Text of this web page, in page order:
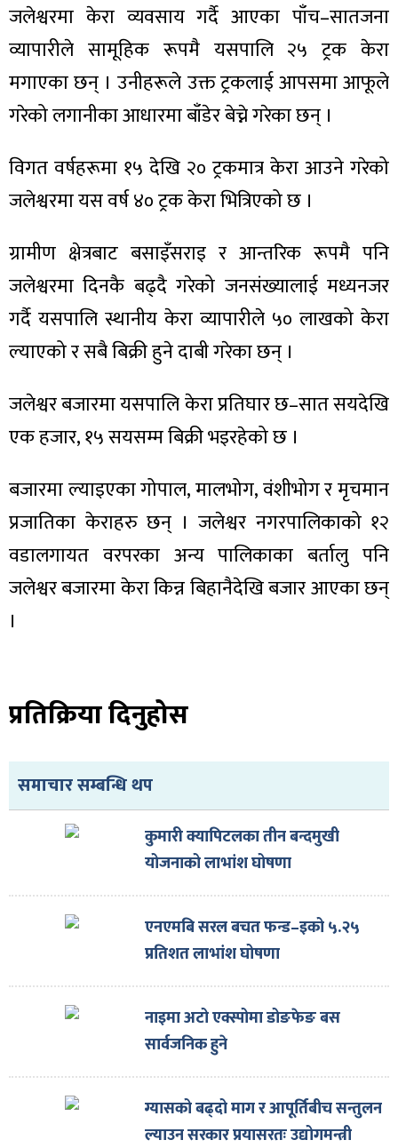
जलेश्वरमा केरा व्यवसाय गर्दै आएका पाँच–सातजना
व्यापारीले सामूहिक रूपमै यसपालि २५ ट्रक केरा
मगाएका छन् । उनीहरूले उक्त ट्रकलाई आपसमा आफूले
गरेको लगानीका आधारमा बाँडेर बेच्ने गरेका छन् ।
विगत वर्षहरूमा १५ देखि २० ट्रकमात्र केरा आउने गरेको
जलेश्वरमा यस वर्ष ४० ट्रक केरा भित्रिएको छ ।
ग्रामीण क्षेत्रबाट बसाइँसराइ र आन्तरिक रूपमै पनि
जलेश्वरमा दिनकै बढ्दै गरेको जनसंख्यालाई मध्यनजर
गर्दै यसपालि स्थानीय केरा व्यापारीले ५० लाखको केरा
ल्याएको र सबै बिक्री हुने दाबी गरेका छन् ।
जलेश्वर बजारमा यसपालि केरा प्रतिघार छ–सात सयदेखि
एक हजार, १५ सयसम्म बिक्री भइरहेको छ ।
बजारमा ल्याइएका गोपाल, मालभोग, वंशीभोग र मृचमान
प्रजातिका केराहरु छन् । जलेश्वर नगरपालिकाको १२
वडालगायत वरपरका अन्य पालिकाका बर्तालु पनि
जलेश्वर बजारमा केरा किन्न बिहानैदेखि बजार आएका छन्
।
प्रतिक्रिया दिनुहोस
समाचार सम्बन्धि थप
कुमारी क्यापिटलका तीन बन्दमुखी
योजनाको लाभांश घोषणा
एनएमबि सरल बचत फन्ड–इको ५.२५
प्रतिशत लाभांश घोषणा
नाइमा अटो एक्स्पोमा डोङफेङ बस
सार्वजनिक हुने
ग्यासको बढ्दो माग र आपूर्तिबीच सन्तुलन
ल्याउन सरकार प्रयासरतः उद्योगमन्त्री